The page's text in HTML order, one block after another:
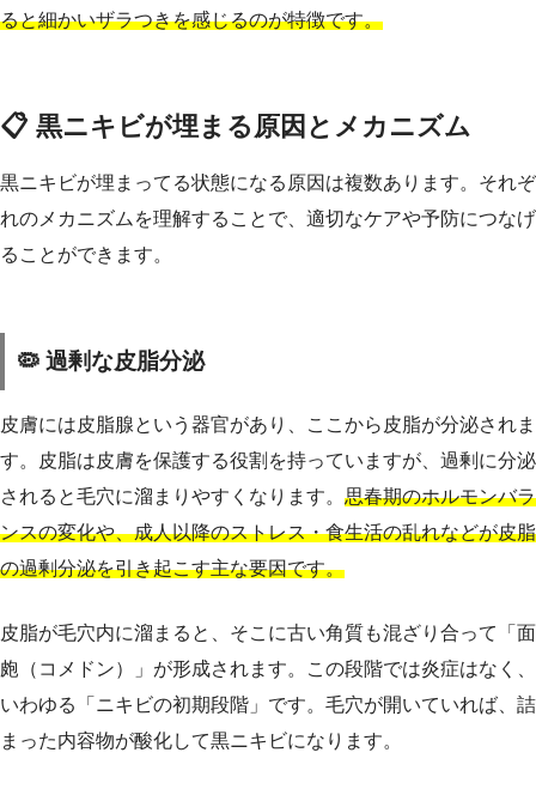
ると細かいザラつきを感じるのが特徴です。
📋 黒ニキビが埋まる原因とメカニズム
黒ニキビが埋まってる状態になる原因は複数あります。それぞ
れのメカニズムを理解することで、適切なケアや予防につなげ
ることができます。
🦠 過剰な皮脂分泌
皮膚には皮脂腺という器官があり、ここから皮脂が分泌されま
す。皮脂は皮膚を保護する役割を持っていますが、過剰に分泌
されると毛穴に溜まりやすくなります。 思春期のホルモンバラ
ンスの変化や、成人以降のストレス・食生活の乱れなどが皮脂
の過剰分泌を引き起こす主な要因です。
皮脂が毛穴内に溜まると、そこに古い角質も混ざり合って「面
皰（コメドン）」が形成されます。この段階では炎症はなく、
いわゆる「ニキビの初期段階」です。毛穴が開いていれば、詰
まった内容物が酸化して黒ニキビになります。